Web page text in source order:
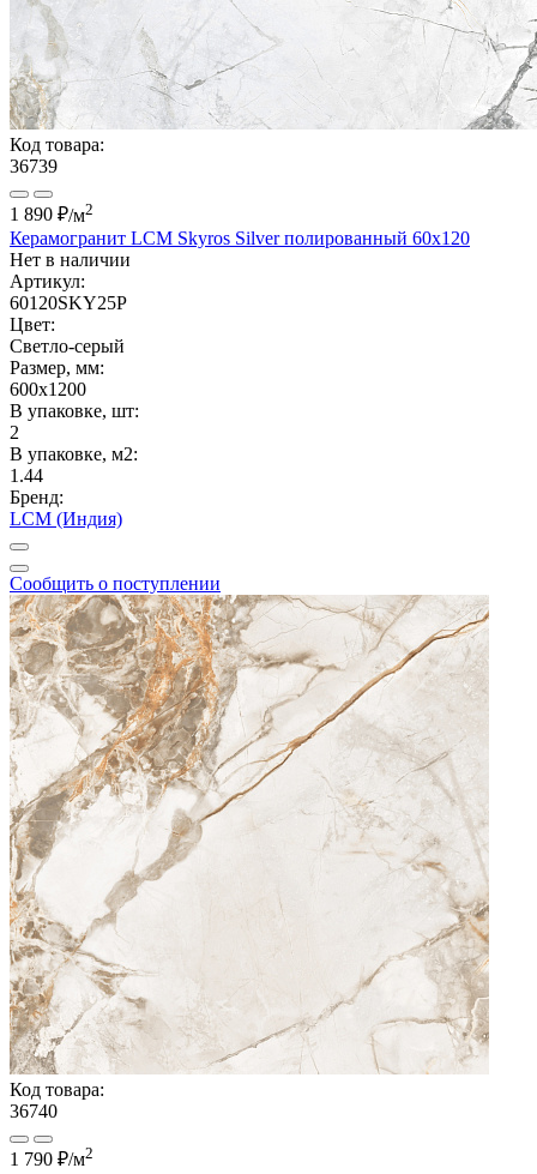
Код товара:
36739
1 890 ₽/м2
Керамогранит LCM Skyros Silver полированный 60x120
Нет в наличии
Артикул:
60120SKY25P
Цвет:
Светло-серый
Размер, мм:
600x1200
В упаковке, шт:
2
В упаковке, м2:
1.44
Бренд:
LCM (Индия)
Сообщить о поступлении
Код товара:
36740
1 790 ₽/м2